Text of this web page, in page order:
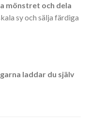
mönstret och dela
sy och sälja färdiga
laddar du själv